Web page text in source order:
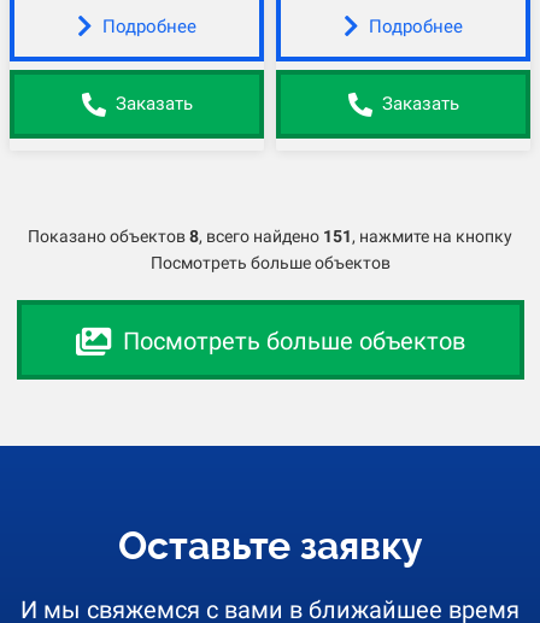
Подробнее
Заказать
Подробнее
Заказать
Показано объектов8, всего найдено 151, нажмите на кнопку
Посмотреть больше объектов
Посмотреть больше объектов
Оставьте заявку
И мы свяжемся с вами в ближайшее время